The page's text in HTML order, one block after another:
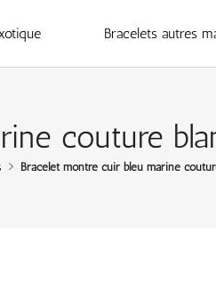
Bracelets autres
couture
Bracelet montre cuir bleu marine